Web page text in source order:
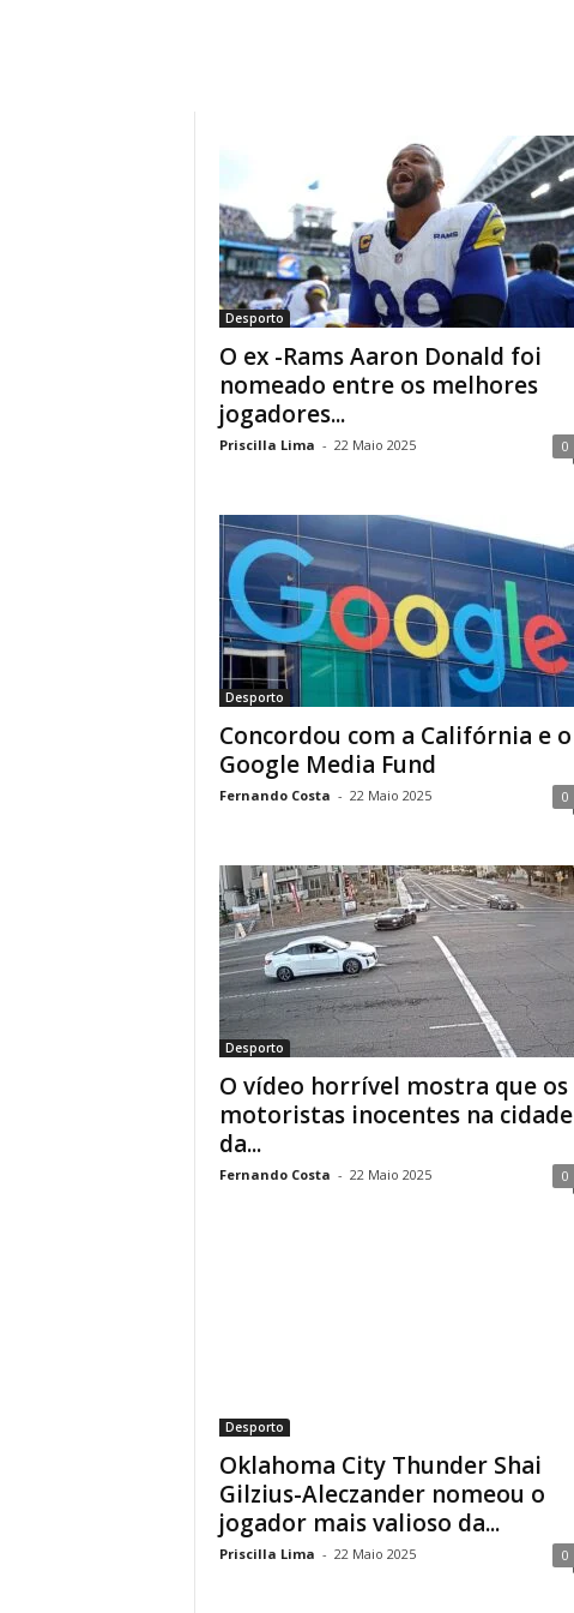
i
Desporto
O ex -Rams Aaron Donald foi
nomeado entre os melhores
jogadores...
Priscilla Lima - 22 Maio 2025 0
Desporto
Concordou com a Califórnia e o
Google Media Fund
Fernando Costa - 22 Maio 2025 0
Desporto
O vídeo horrível mostra que os
motoristas inocentes na cidade
da...
Fernando Costa - 22 Maio 2025 0
Desporto
Oklahoma City Thunder Shai
Gilzius-Aleczander nomeou o
jogador mais valioso da...
Priscilla Lima - 22 Maio 2025 0